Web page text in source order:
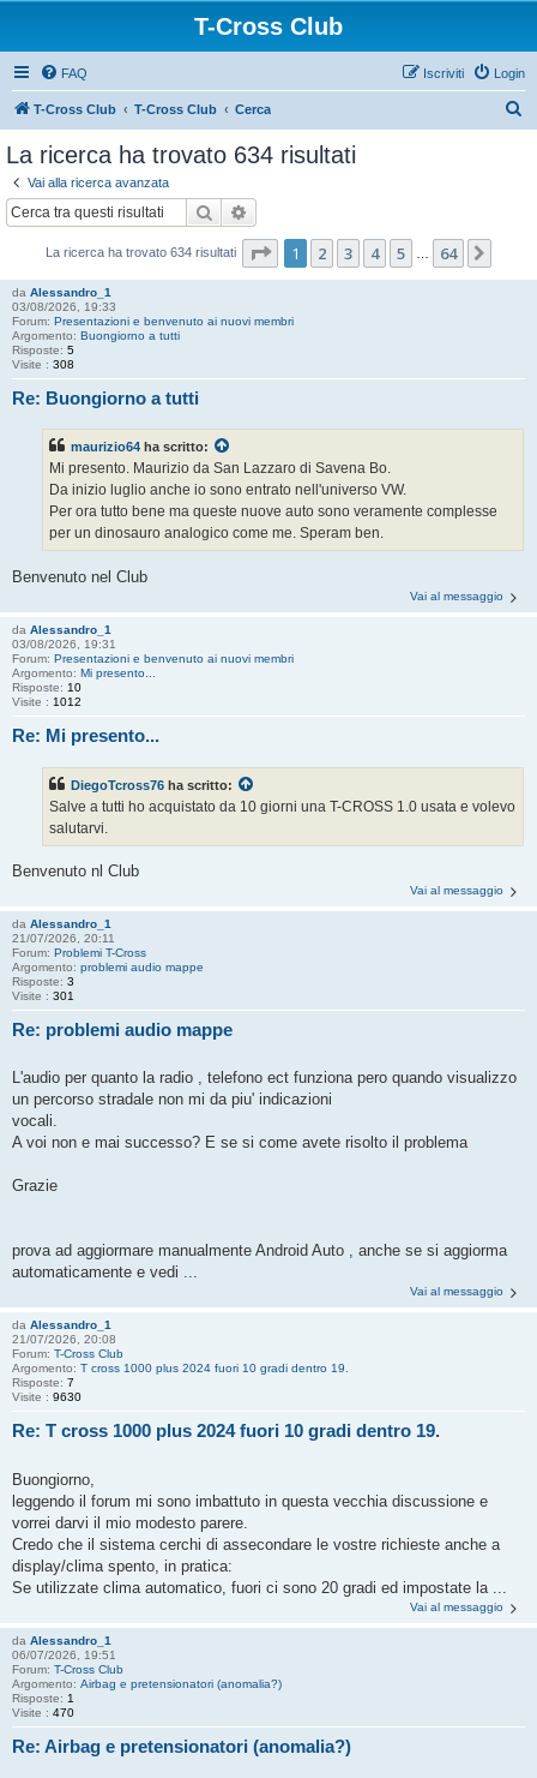
T-Cross Club
FAQ Login
Iscriviti
T-Cross Club T-Cross Club Cerca
La ricerca ha trovato 634 risultati
Vai alla ricerca avanzata
Cerca
La ricerca ha trovato 634 risultati Pagina di 64
1 2 3 4 5 64
da Alessandro_1
03/08/2026, 19:33
Forum: Presentazioni e benvenuto ai nuovi membri
Argomento: Buongiorno a tutti
Risposte: 5
Visite : 308
Re: Buongiorno a tutti
maurizio64 ha scritto:
Mi presento. Maurizio da San Lazzaro di Savena Bo.
Da inizio luglio anche io sono entrato nell'universo VW.
Per ora tutto bene ma queste nuove auto sono veramente complesse
per un dinosauro analogico come me. Speram ben.
Benvenuto nel Club
Vai al messaggio
da Alessandro_1
03/08/2026, 19:31
Forum: Presentazioni e benvenuto ai nuovi membri
Argomento: Mi presento...
Risposte: 10
Visite : 1012
Re: Mi presento...
DiegoTcross76 ha scritto:
Salve a tutti ho acquistato da 10 giorni una T-CROSS 1.0 usata e volevo
salutarvi.
Benvenuto nl Club
Vai al messaggio
da Alessandro_1
21/07/2026, 20:11
Forum: Problemi T-Cross
Argomento: problemi audio mappe
Risposte: 3
Visite : 301
Re: problemi audio mappe
L'audio per quanto la radio , telefono ect funziona pero quando visualizzo
un percorso stradale non mi da piu' indicazioni
vocali.
A voi non e mai successo? E se si come avete risolto il problema
Grazie
prova ad aggiormare manualmente Android Auto , anche se si aggiorma
automaticamente e vedi ...
Vai al messaggio
da Alessandro_1
21/07/2026, 20:08
Forum: T-Cross Club
Argomento: T cross 1000 plus 2024 fuori 10 gradi dentro 19.
Risposte: 7
Visite : 9630
Re: T cross 1000 plus 2024 fuori 10 gradi dentro 19.
Buongiorno,
leggendo il forum mi sono imbattuto in questa vecchia discussione e
vorrei darvi il mio modesto parere.
Credo che il sistema cerchi di assecondare le vostre richieste anche a
display/clima spento, in pratica:
Se utilizzate clima automatico, fuori ci sono 20 gradi ed impostate la ...
Vai al messaggio
da Alessandro_1
06/07/2026, 19:51
Forum: T-Cross Club
Argomento: Airbag e pretensionatori (anomalia?)
Risposte: 1
Visite : 470
Re: Airbag e pretensionatori (anomalia?)